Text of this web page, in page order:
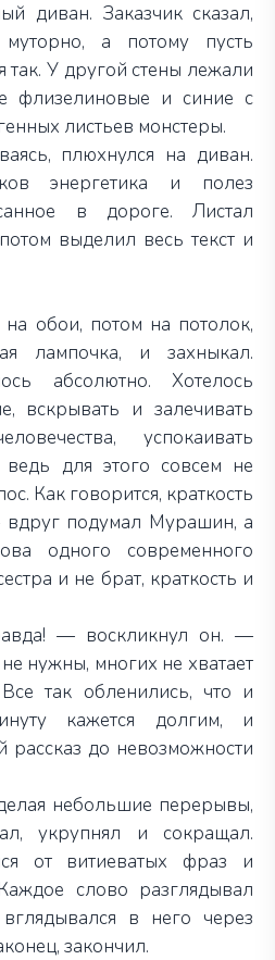
диван. Заказчик сказал,
а потому пусть
У другой стены лежали
флизелиновые и синие с
листьев монстеры.
плюхнулся на диван.
энергетика и полез
в дороге. Листал
выделил весь текст и
обои, потом на потолок,
лампочка, и захныкал.
абсолютно. Хотелось
вскрывать и залечивать
успокаивать
для этого совсем не
Как говорится, краткость
вдруг подумал Мурашин, а
одного современного
и не брат, краткость и
— воскликнул он. —
нужны, многих не хватает
так обленились, что и
кажется долгим, и
рассказ до невозможности
небольшие перерывы,
укрупнял и сокращал.
от витиеватых фраз и
слово разглядывал
в него через
закончил.